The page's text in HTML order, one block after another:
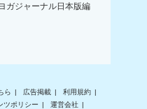
ガジャーナル日本版編
ら 広告掲載
利用規約
ツポリシー 運営会社